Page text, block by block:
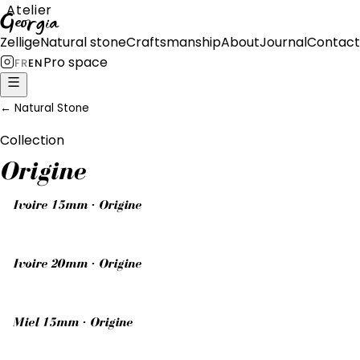
Atelier
Georgia
ZelligeNatural stoneCraftsmanshipAboutJournalContact
FRENPro space
← Natural Stone
Collection
Origine
Ivoire 15mm · Origine
Ivoire 20mm · Origine
Miel 15mm · Origine